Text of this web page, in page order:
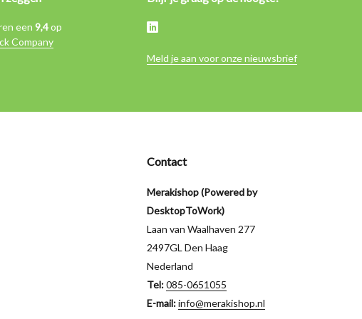
een 9,4op
Company
Meld je aan voor onze nieuwsbrief
Contact
Merakishop (Powered by
DesktopToWork)
Laan van Waalhaven 277
2497GL Den Haag
Nederland
Tel:085-0651055
E-mail:info@merakishop.nl